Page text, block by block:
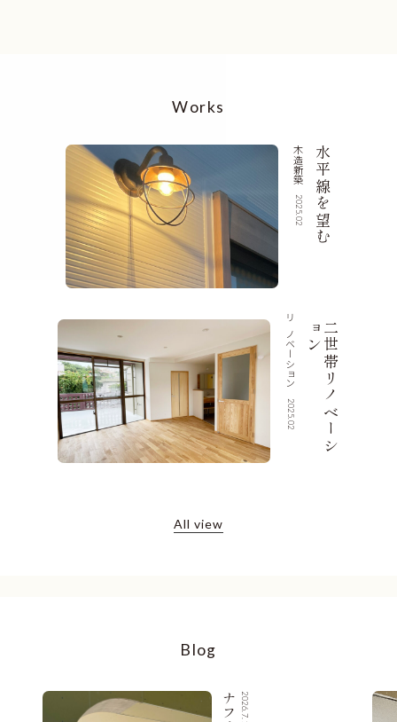
Works
木造新築
2025.02 水平線を望む
リノベーション
2025.02 二
世
帯
リ
ノ
ベ
ー
シ
ョ
ン
All view
Blog
2026.7.16